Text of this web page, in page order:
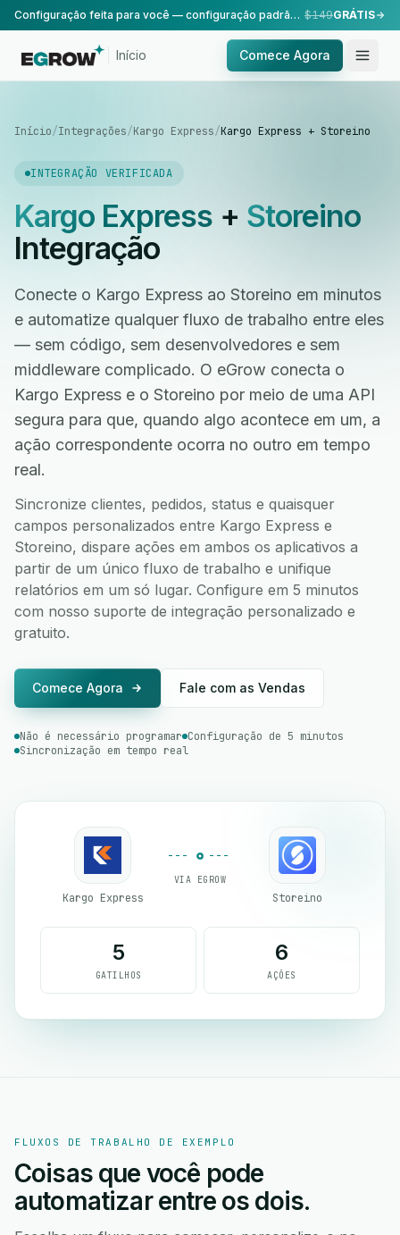
Configuração feita para você — configuração padrão, realizada pela nossa equipe. $149GRÁTIS
Início Comece Agora
Início/Integrações/Kargo Express/Kargo Express + Storeino
INTEGRAÇÃO VERIFICADA
Kargo Express+ Storeino
Integração
Conecte o Kargo Express ao Storeino em minutos
e automatize qualquer fluxo de trabalho entre eles
— sem código, sem desenvolvedores e sem
middleware complicado. O eGrow conecta o
Kargo Express e o Storeino por meio de uma API
segura para que, quando algo acontece em um, a
ação correspondente ocorra no outro em tempo
real.
Sincronize clientes, pedidos, status e quaisquer
campos personalizados entre Kargo Express e
Storeino, dispare ações em ambos os aplicativos a
partir de um único fluxo de trabalho e unifique
relatórios em um só lugar. Configure em 5 minutos
com nosso suporte de integração personalizado e
gratuito.
Comece Agora Fale com as Vendas
Não é necessário programar Configuração de 5 minutos
Sincronização em tempo real
Kargo Express
VIA EGROW
Storeino
5
GATILHOS
6
AÇÕES
FLUXOS DE TRABALHO DE EXEMPLO
Coisas que você pode
automatizar entre os dois.